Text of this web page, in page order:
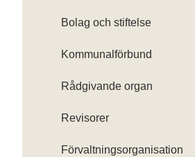
Bolag och stiftelse
Kommunalförbund
Rådgivande organ
Revisorer
Förvaltningsorganisation